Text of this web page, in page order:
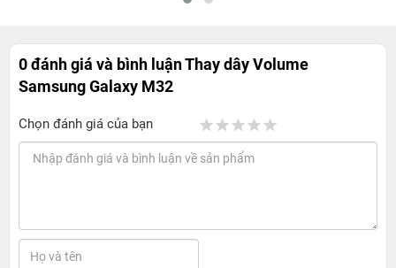
0 đánh giá và bình luậnThay dây Volume
Samsung Galaxy M32
Chọn đánh giá của bạn